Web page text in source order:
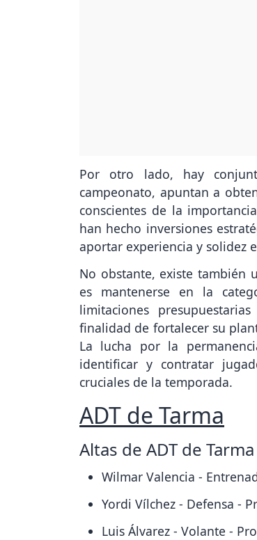
Por otro lado, hay
campeonato, apuntan a
conscientes de la
han hecho inversiones
aportar experiencia y solidez
No obstante, existe también
es mantenerse en la
limitaciones
finalidad de fortalecer su
La lucha por la
identificar y contratar
cruciales de la temporada.
ADT de Tarma
Altas de ADT de
Wilmar Valencia -
Yordi Vílchez - Defensa -
Luis Álvarez - Volante -